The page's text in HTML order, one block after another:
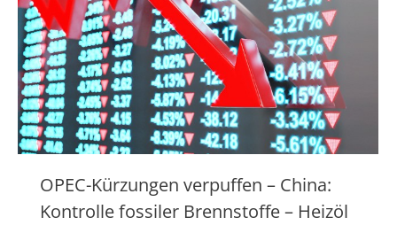
OPEC-Kürzungen verpuffen – China:
Kontrolle fossiler Brennstoffe – Heizöl